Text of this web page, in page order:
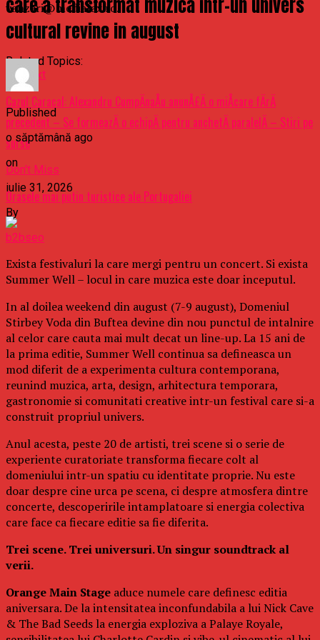
vanzari@mediafax.ro.
Related Topics:
Up Next
Cazul Caracal: Alexandru CumpÄnaÅu anunÅ£Ä o miÅcare fÄrÄ
precedent – Se formeazÄ o echipÄ pentru anchetÄ paralelÄ – Stiri pe
surse
Don't Miss
Orasele mai putin turistice ale Portugaliei
care a transformat muzica intr-un univers
cultural revine in august
Published
o săptămână ago
on
iulie 31, 2026
By
b2bseo
Exista festivaluri la care mergi pentru un concert. Si exista
Summer Well – locul in care muzica este doar inceputul.
In al doilea weekend din august (7-9 august), Domeniul
Stirbey Voda din Buftea devine din nou punctul de intalnire
al celor care cauta mai mult decat un line-up. La 15 ani de
la prima editie, Summer Well continua sa defineasca un
mod diferit de a experimenta cultura contemporana,
reunind muzica, arta, design, arhitectura temporara,
gastronomie si comunitati creative intr-un festival care si-a
construit propriul univers.
Anul acesta, peste 20 de artisti, trei scene si o serie de
experiente curatoriate transforma fiecare colt al
domeniului intr-un spatiu cu identitate proprie. Nu este
doar despre cine urca pe scena, ci despre atmosfera dintre
concerte, descoperirile intamplatoare si energia colectiva
care face ca fiecare editie sa fie diferita.
Trei scene. Trei universuri. Un singur soundtrack al
verii.
Orange Main Stage aduce numele care definesc editia
aniversara. De la intensitatea inconfundabila a lui Nick Cave
& The Bad Seeds la energia exploziva a Palaye Royale,